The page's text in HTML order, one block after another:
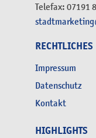
Telefax: 07191
RECHTLICHES
Impressum
Datenschutz
Kontakt
HIGHLIGHTS